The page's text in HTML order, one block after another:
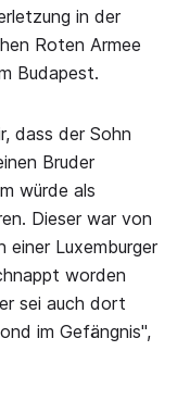
in der
Roten Armee
Budapest.
dass der Sohn
Bruder
würde als
Dieser war von
Luxemburger
worden
sei auch dort
im Gefängnis",